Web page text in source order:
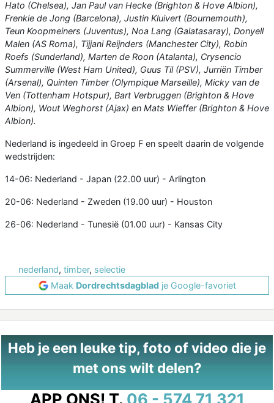
Hato (Chelsea), Jan Paul van Hecke (Brighton & Hove Albion),
Frenkie de Jong (Barcelona), Justin Kluivert (Bournemouth),
Teun Koopmeiners (Juventus), Noa Lang (Galatasaray), Donyell
Malen (AS Roma), Tijjani Reijnders (Manchester City), Robin
Roefs (Sunderland), Marten de Roon (Atalanta), Crysencio
Summerville (West Ham United), Guus Til (PSV), Jurriën Timber
(Arsenal), Quinten Timber (Olympique Marseille), Micky van de
Ven (Tottenham Hotspur), Bart Verbruggen (Brighton & Hove
Albion), Wout Weghorst (Ajax) en Mats Wieffer (Brighton & Hove
Albion).
Nederland is ingedeeld in Groep F en speelt daarin de volgende
wedstrijden:
14-06: Nederland - Japan (22.00 uur) - Arlington
20-06: Nederland - Zweden (19.00 uur) - Houston
26-06: Nederland - Tunesië (01.00 uur) - Kansas City
nederland, timber, selectie
Maak Dordrechtsdagbladje Google-favoriet
Heb je een leuke tip, foto of video die je
met ons wilt delen?
APP ONS! T. 06 - 574 71 321